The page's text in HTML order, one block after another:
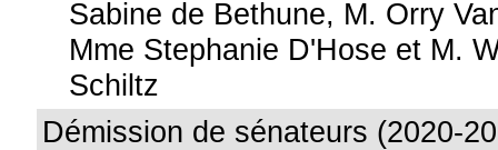
Sabine de Bethune, M. Orry
Mme Stephanie D'Hose et M.
Schiltz
Démission de sénateurs (2020-